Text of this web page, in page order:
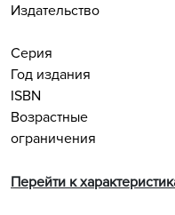
Издательство
Серия
Год издания
ISBN
Возрастные
ограничения
Перейти к